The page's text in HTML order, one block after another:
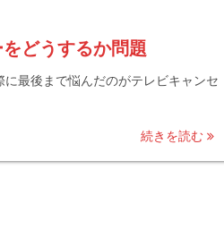
どうするか問題
最後まで悩んだのがテレビキャンセ
続きを読む